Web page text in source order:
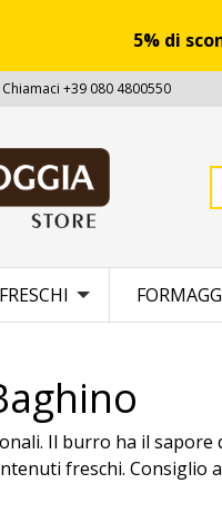
5% di
+39 080 4800550
Il burro ha il
freschi. Consiglio